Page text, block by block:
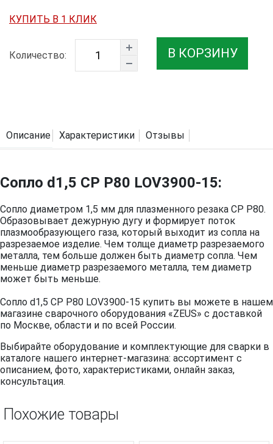
КУПИТЬ В 1 КЛИК
Количество: В КОРЗИНУ
Описание Характеристики Отзывы
Сопло d1,5 CP P80 LOV3900-15:
Сопло диаметром 1,5 мм для плазменного резака CP P80.
Образовывает дежурную дугу и формирует поток
плазмообразующего газа, который выходит из сопла на
разрезаемое изделие. Чем толще диаметр разрезаемого
металла, тем больше должен быть диаметр сопла. Чем
меньше диаметр разрезаемого металла, тем диаметр
может быть меньше.
Сопло d1,5 CP P80 LOV3900-15 купить вы можете в нашем
магазине сварочного оборудования «ZEUS» с доставкой
по Москве, области и по всей России.
Выбирайте оборудование и комплектующие для сварки в
каталоге нашего интернет-магазина: ассортимент с
описанием, фото, характеристиками, онлайн заказ,
консультация.
Похожие товары